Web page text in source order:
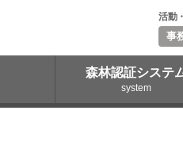
活動
事
森林認証システ
system